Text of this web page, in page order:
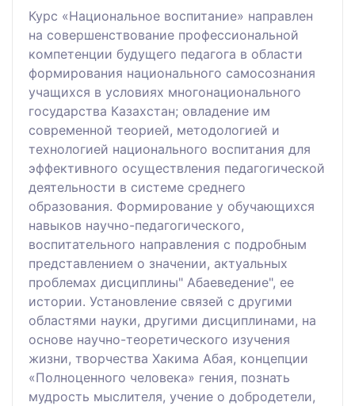
Курс «Национальное воспитание» направлен
на совершенствование профессиональной
компетенции будущего педагога в области
формирования национального самосознания
учащихся в условиях многонационального
государства Казахстан; овладение им
современной теорией, методологией и
технологией национального воспитания для
эффективного осуществления педагогической
деятельности в системе среднего
образования. Формирование у обучающихся
навыков научно-педагогического,
воспитательного направления с подробным
представлением о значении, актуальных
проблемах дисциплины" Абаеведение", ее
истории. Установление связей с другими
областями науки, другими дисциплинами, на
основе научно-теоретического изучения
жизни, творчества Хакима Абая, концепции
«Полноценного человека» гения, познать
мудрость мыслителя, учение о добродетели,